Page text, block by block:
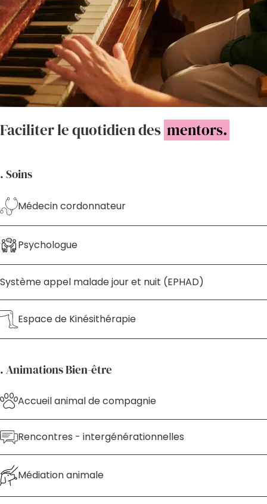
Faciliter le quotidien des mentors.
. Soins
Médecin cordonnateur
Psychologue
Système appel malade jour et nuit (EPHAD)
Espace de Kinésithérapie
. Animations Bien-être
Accueil animal de compagnie
Rencontres - intergénérationnelles
Médiation animale